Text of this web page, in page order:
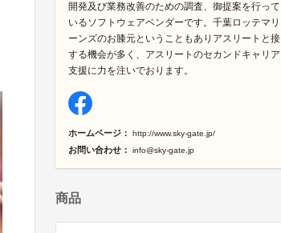
開発及び業務改善のための調査、御提案を行って
いるソフトウェアベンダーです。千葉ロッテマリ
ーンズのお膝元ということもありアスリートと接
する機会が多く、アスリートのセカンドキャリア
支援に力を注いでおります。
ホームページ： http://www.sky-gate.jp/
お問い合わせ： info@sky-gate.jp
商品